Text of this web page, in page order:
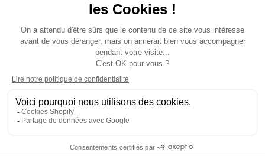
Méthodes
© 2026Le dressing de Paolina